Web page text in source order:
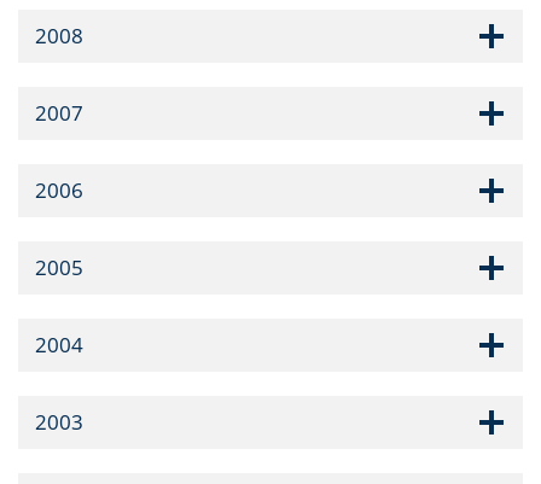
2008
2007
2006
2005
2004
2003